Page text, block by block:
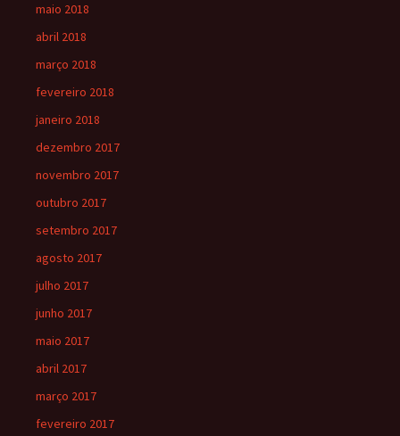
maio 2018
abril 2018
março 2018
fevereiro 2018
janeiro 2018
dezembro 2017
novembro 2017
outubro 2017
setembro 2017
agosto 2017
julho 2017
junho 2017
maio 2017
abril 2017
março 2017
fevereiro 2017